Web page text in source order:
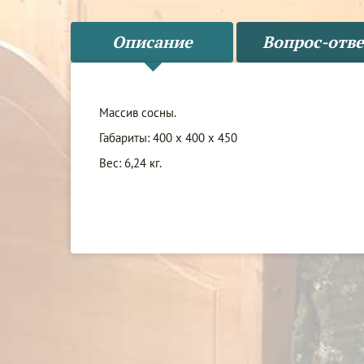
Описание Вопрос-
Массив сосны.
Габариты: 400 x 400 x 450
Вес: 6,24 кг.